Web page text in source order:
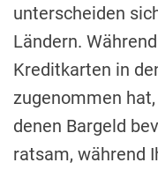
unterscheiden
Ländern.
Kreditkarten in
zugenommen
denen Bargeld
ratsam, während